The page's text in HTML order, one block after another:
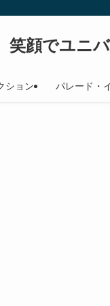
笑顔でユニ
ション パレード・